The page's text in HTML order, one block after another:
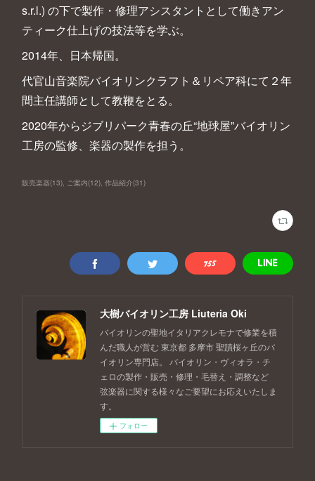
s.r.l.) の下で製作・修理アシスタントとして働きアン
ティーク仕上げの技法等を学ぶ。
2014年、日本帰国。
代官山音楽院バイオリンクラフト＆リペア科にて２年
間主任講師として教鞭をとる。
2020年からジブリパーク青春の丘“地球屋”バイオリン
工房の監修、楽器の製作を担う。
販売楽器(13) ご案内(12) 作品紹介(31)
大樹バイオリン工房 Liuteria Oki
バイオリンの聖地イタリアクレモナで修業を積
んだ職人が営む 東京都 多摩市 聖蹟桜ヶ丘のバ
イオリン専門店。 バイオリン・ヴィオラ・チ
ェロの製作・販売・修理・毛替え・調整など
弦楽器に関する様々なご要望にお応えいたしま
す。
フォロー